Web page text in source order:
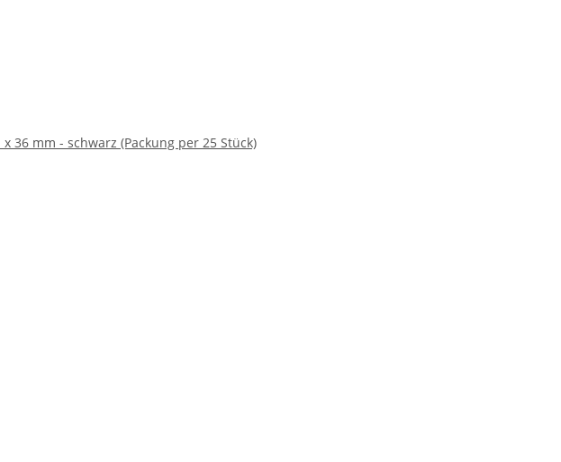
36 mm - schwarz (Packung per 25 Stück)